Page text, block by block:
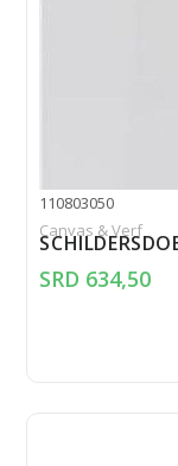
110803050
Canvas & Verf
SRD 634,50